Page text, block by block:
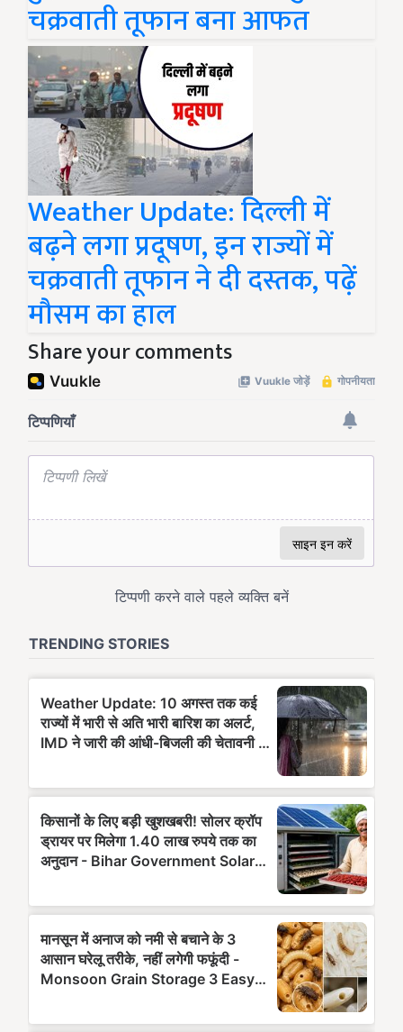
चक्रवाती तूफान बना आफत
Weather Update: दिल्ली में
बढ़ने लगा प्रदूषण, इन राज्यों में
चक्रवाती तूफान ने दी दस्तक, पढ़ें
मौसम का हाल
Share your comments